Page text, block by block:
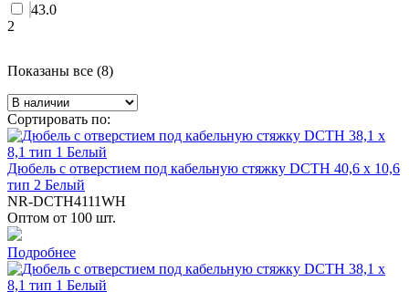
43.0
2
Показаны все (8)
Сортировать по:
Дюбель с отверстием под кабельную стяжку DCTH 40,6 x 10,6
тип 2 Белый
NR-DCTH4111WH
Оптом от 100 шт.
Подробнее